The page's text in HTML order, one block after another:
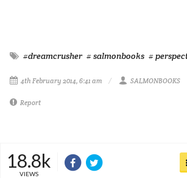
#dreamcrusher # salmonbooks #
4th February 2014, 6:41 am SALMONBOOKS
Report
18.8k
VIEWS